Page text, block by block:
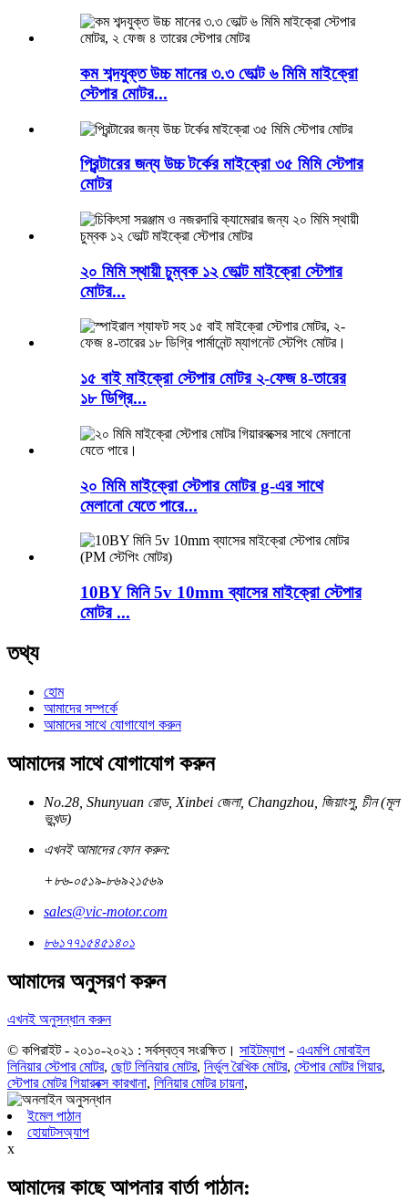
কম শব্দযুক্ত উচ্চ মানের ৩.৩ ভোল্ট ৬ মিমি মাইক্রো
স্টেপার মোটর...
প্রিন্টারের জন্য উচ্চ টর্কের মাইক্রো ৩৫ মিমি স্টেপার
মোটর
২০ মিমি স্থায়ী চুম্বক ১২ ভোল্ট মাইক্রো স্টেপার
মোটর...
১৫ বাই মাইক্রো স্টেপার মোটর ২-ফেজ ৪-তারের
১৮ ডিগ্রি...
২০ মিমি মাইক্রো স্টেপার মোটর g-এর সাথে
মেলানো যেতে পারে...
10BY মিনি 5v 10mm ব্যাসের মাইক্রো স্টেপার
মোটর ...
তথ্য
হোম
আমাদের সম্পর্কে
আমাদের সাথে যোগাযোগ করুন
আমাদের সাথে যোগাযোগ করুন
No.28, Shunyuan রোড, Xinbei জেলা, Changzhou, জিয়াংসু, চীন (মূল
ভূখন্ড)
এখনই আমাদের ফোন করুন:
+৮৬-০৫১৯-৮৬৯২১৫৬৯
sales@vic-motor.com
৮৬১৭৭১৫৪৫১৪০১
আমাদের অনুসরণ করুন
এখনই অনুসন্ধান করুন
© কপিরাইট - ২০১০-২০২১ : সর্বস্বত্ব সংরক্ষিত। সাইটম্যাপ - এএমপি মোবাইল
লিনিয়ার স্টেপার মোটর, ছোট লিনিয়ার মোটর, নির্ভুল রৈখিক মোটর, স্টেপার মোটর গিয়ার,
স্টেপার মোটর গিয়ারবক্স কারখানা, লিনিয়ার মোটর চায়না,
ইমেল পাঠান
হোয়াটসঅ্যাপ
x
আমাদের কাছে আপনার বার্তা পাঠান: